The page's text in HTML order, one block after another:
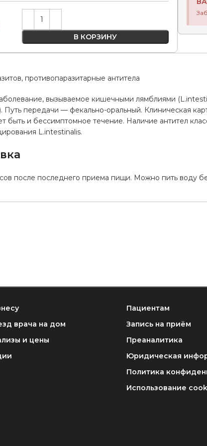
В КОРЗИНУ
Alternative:
противопаразитарные антитела
вызываемое кишечными лямблиями
Путь передачи — фекально-оральный. Клиническая
быть и бессимптомное течение. Наличие антител
L.intestinalis.
после последнего приема пищи. Можно пить воду
врача на дом
и цены
Пациентам
Запись на приём
Преаналитика
Юридическая
Политика
Использование